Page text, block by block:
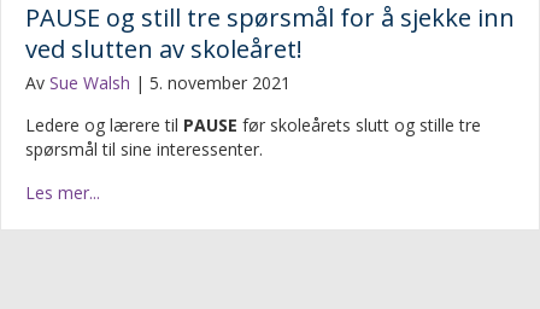
PAUSE og still tre spørsmål for å sjekke inn
ved slutten av skoleåret!
Av Sue Walsh | 5. november 2021
Ledere og lærere til PAUSE før skoleårets slutt og stille tre
spørsmål til sine interessenter.
Les mer...